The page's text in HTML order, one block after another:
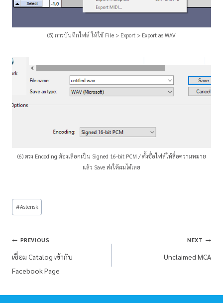
(5) การบันทึกไฟล์ ให้ใช้ File > Export > Export as WAV
(6) ตรง Encoding ต้องเลือกเป็น Signed 16-bit PCM / ตั้งชื่อไฟล์ให้สื่อความหมาย
แล้ว Save ส่งให้ผมได้เลย
#Asterisk
PREVIOUS
เชื่อม Catalog เข้ากับ
Facebook Page
NEXT
Unclaimed MCA